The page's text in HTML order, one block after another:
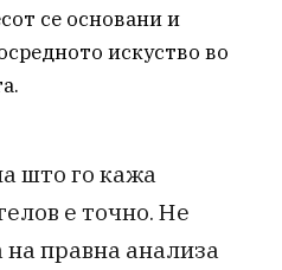
се основани и
искуство во
што го кажа
е точно. Не
правна анализа